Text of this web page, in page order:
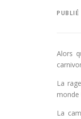
PUBLIÉ
Alors
La
monde
La